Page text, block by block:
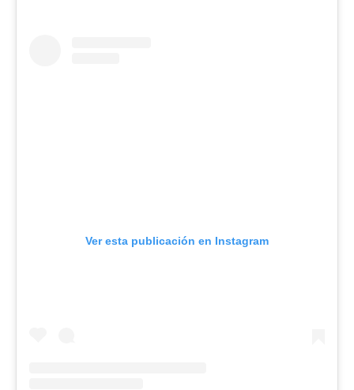
Ver esta publicación en Instagram